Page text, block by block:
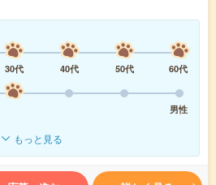
30代 40代 50代
60代
男性
もっと見る